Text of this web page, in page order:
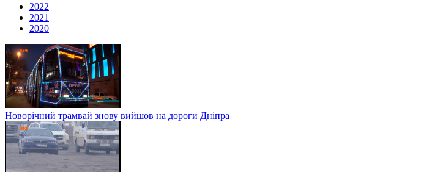
2022
2021
2020
Новорічний трамвай знову вийшов на дороги Дніпра